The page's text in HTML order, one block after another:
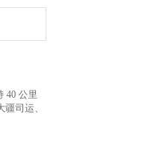
40 公里
司运、